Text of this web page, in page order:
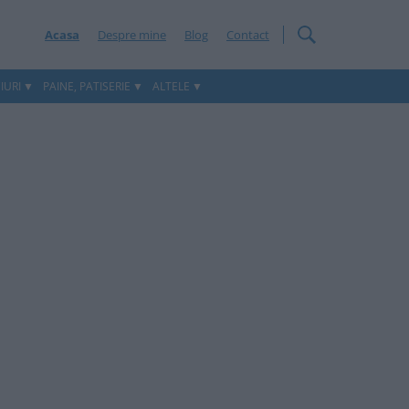
Acasa Despre mine Blog Contact
PAINE, PATISERIE ALTELE